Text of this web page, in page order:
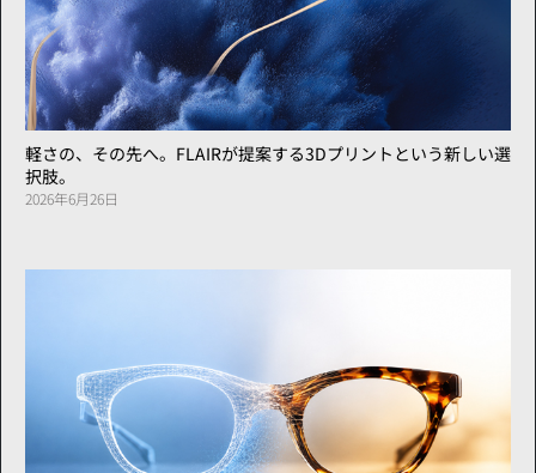
軽さの、その先へ。FLAIRが提案する3Dプリントという新しい選
択肢。
2026年6月26日